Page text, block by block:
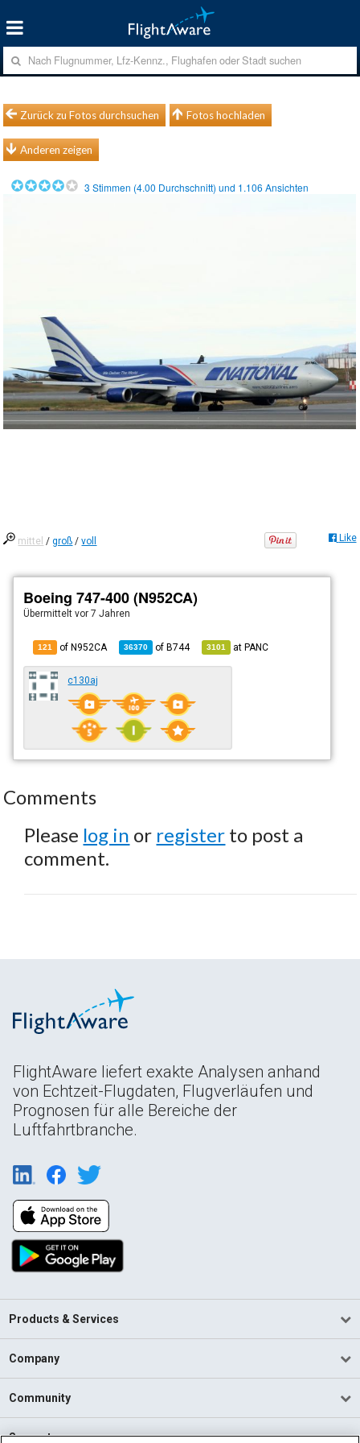
Zurück zu Fotos durchsuchen Fotos hochladen
Anderen zeigen
3 Stimmen (4.00 Durchschnitt) und 1.106 Ansichten
mittel /groß /voll Like
Boeing 747-400 (N952CA)
Übermitteltvor 7 Jahren
121 of N952CA 36370 ofB744 3101 atPANC
c130aj
Comments
Please log in or register to post a
comment.
FlightAware liefert exakte Analysen anhand
von Echtzeit-Flugdaten, Flugverläufen und
Prognosen für alle Bereiche der
Luftfahrtbranche.
Products & Services
Company
Community
Support